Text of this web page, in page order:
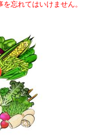
忘れてはいけません。